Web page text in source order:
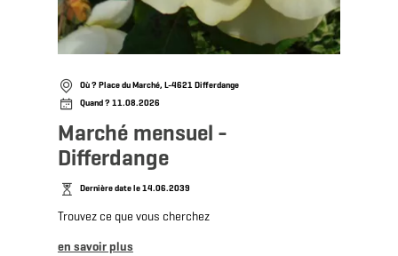
Où ? Place du Marché, L-4621 Differdange
Quand ? 11.08.2026
Marché mensuel -
Differdange
Dernière date le 14.06.2039
Trouvez ce que vous cherchez
en savoir plus